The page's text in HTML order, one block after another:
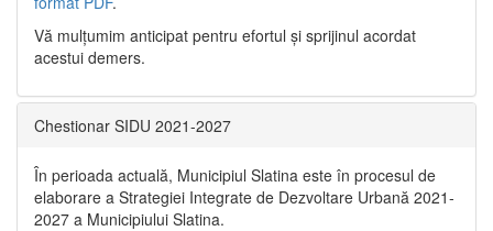
Vă mulţumim anticipat pentru efortul şi sprijinul acordat
acestui demers.
Chestionar SIDU 2021-2027
În perioada actuală, Municipiul Slatina este în procesul de
elaborare a Strategiei Integrate de Dezvoltare Urbană 2021‐
2027 a Municipiului Slatina.